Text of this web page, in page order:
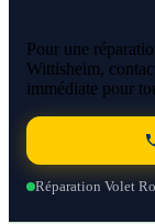
Pour une
Wittisheim,
immédiate pour
Réparation Volet